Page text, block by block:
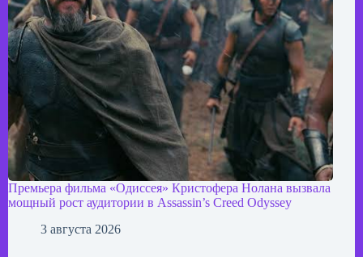
Премьера фильма «Одиссея» Кристофера Нолана вызвала
мощный рост аудитории в Assassin’s Creed Odyssey
3 августа 2026